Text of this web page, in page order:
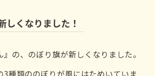
しくなりました！
』の、のぼり旗が新しくなりました。
3種類ののぼりが風にはためいていま